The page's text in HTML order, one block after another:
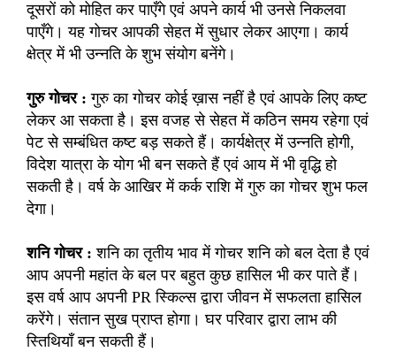
दूसरों को मोहित कर पाएँगे एवं अपने कार्य भी उनसे निकलवा
पाएँगे। यह गोचर आपकी सेहत में सुधार लेकर आएगा। कार्य
क्षेत्र में भी उन्नति के शुभ संयोग बनेंगे।
गुरु गोचर :गुरु का गोचर कोई ख़ास नहीं है एवं आपके लिए कष्ट
लेकर आ सकता है। इस वजह से सेहत में कठिन समय रहेगा एवं
पेट से सम्बंधित कष्ट बड़ सकते हैं। कार्यक्षेत्र में उन्नति होगी,
विदेश यात्रा के योग भी बन सकते हैं एवं आय में भी वृद्धि हो
सकती है। वर्ष के आखिर में कर्क राशि में गुरु का गोचर शुभ फल
देगा।
शनि गोचर :शनि का तृतीय भाव में गोचर शनि को बल देता है एवं
आप अपनी महांत के बल पर बहुत कुछ हासिल भी कर पाते हैं।
इस वर्ष आप अपनी PR स्किल्स द्वारा जीवन में सफलता हासिल
करेंगे। संतान सुख प्राप्त होगा। घर परिवार द्वारा लाभ की
स्तिथियाँ बन सकती हैं।